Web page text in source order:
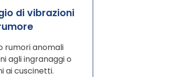
di vibrazioni
rumori anomali
agli ingranaggi o
ai cuscinetti.